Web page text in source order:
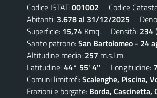
Codice ISTAT:001002 Codice
Abitanti: 3.678 al 31/12/2025
Superficie: 15,74 Kmq. Densità: 234
Santo patrono:San Bartolomeo - 24
Altitudine media: 257 m.s.l.m.
Latitudine:44° 55' 4'' Longitudine:
Comuni limitrofi:Scalenghe, Piscina,
Frazioni e borgate: Borda, Cascinetta,